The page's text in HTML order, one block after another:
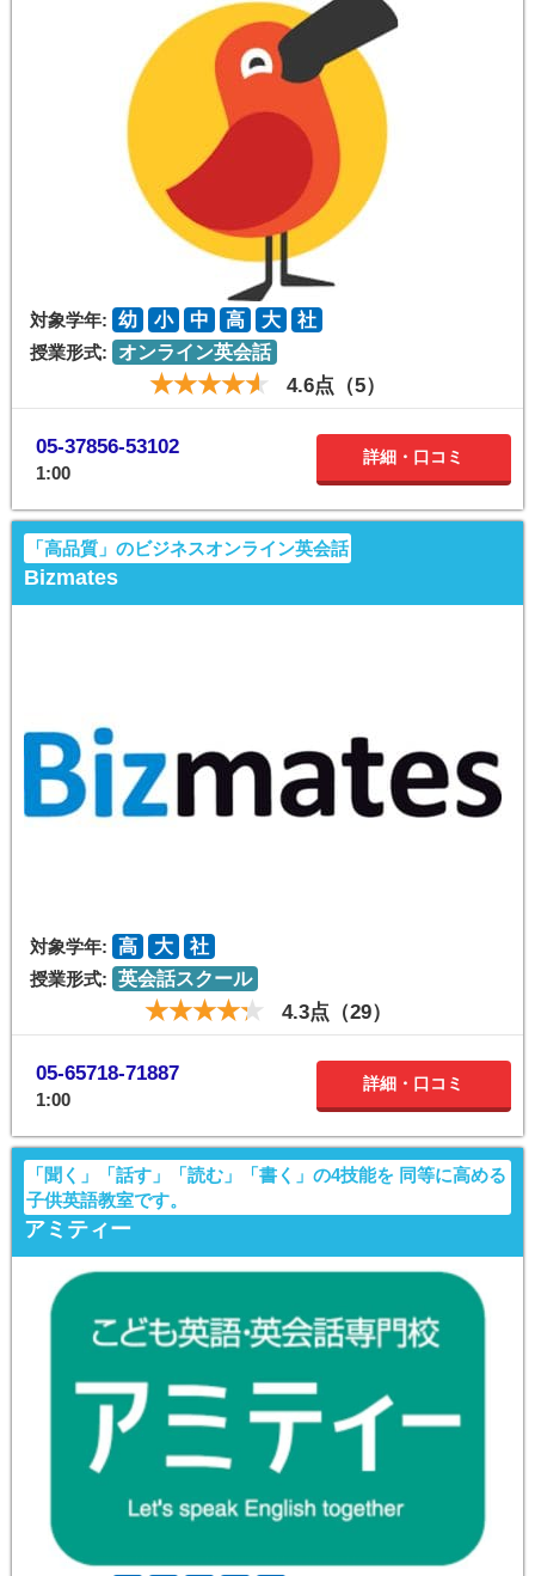
対象学年: 幼 小 中 高 大
社
授業形式:
オンライン英会話
4.6点（5）
05-37856-53102
1:00
詳細・口コミ
「高品質」のビジネスオンライン英会話
Bizmates
対象学年: 高 大
社
授業形式: 英会話スクール
4.3点（29）
05-65718-71887
1:00
詳細・口コミ
「聞く」「話す」「読む」「書く」の4技能を 同等に高める
子供英語教室です。
アミティー